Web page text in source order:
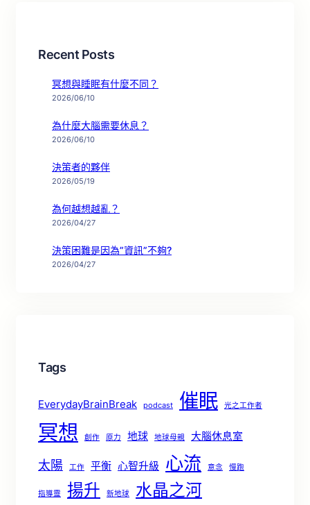
Recent Posts
冥想與睡眠有什麼不同？
2026/06/10
為什麼大腦需要休息？
2026/06/10
決策者的夥伴
2026/05/19
為何越想越亂？
2026/04/27
決策困難是因為”資訊”不夠?
2026/04/27
Tags
EverydayBrainBreak podcast 催眠 光之工作者
冥想 創作 原力 地球 地球母親 大腦休息室
太陽 工作 平衡 心智升級 心流 意念 慢跑
指導靈 揚升 新地球 水晶之河